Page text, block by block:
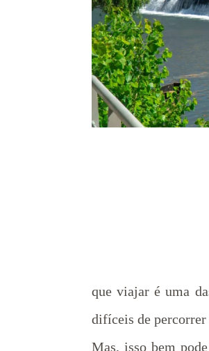
que viajar é uma
difíceis de percorrer
Mas, isso bem